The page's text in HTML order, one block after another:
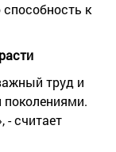
к
труд и
- считает